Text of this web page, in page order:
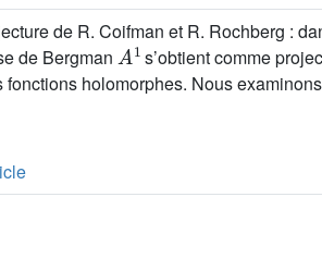
de R. Coifman et R. Rochberg :
de Bergman
A1
s’obtient comme
holomorphes. Nous